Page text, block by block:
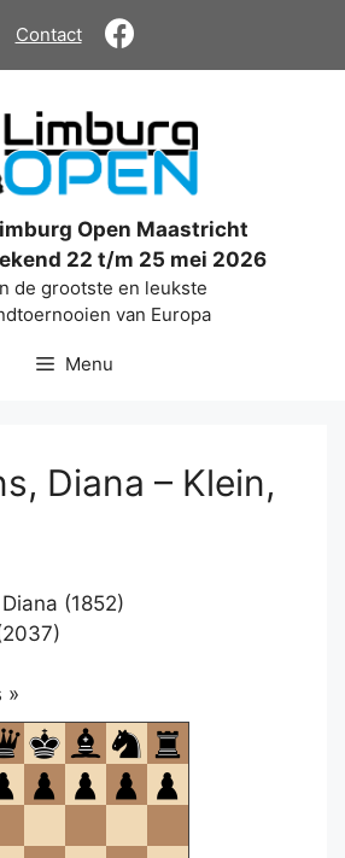
Contact
Open Maastricht
22 t/m 25 mei 2026
de grootste en leukste
van Europa
Menu
Diana – Klein,
(1852)
»
om
te
openen.